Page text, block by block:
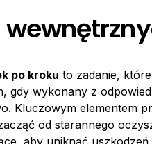
po kroku to zadanie,
gdy wykonany z
Kluczowym elementem
od starannego
aby uniknąć